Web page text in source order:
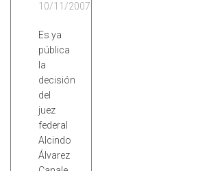
10/11/2007
Es ya
pública
la
decisión
del
juez
federal
Alcindo
Álvarez